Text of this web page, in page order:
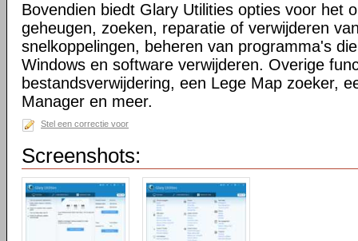
Bovendien biedt Glary Utilities opties voor het
geheugen, zoeken, reparatie of verwijderen
snelkoppelingen, beheren van programma's
Windows en software verwijderen. Overige
bestandsverwijdering, een Lege Map zoeker,
Manager en meer.
Stel een correctie voor
Screenshots: